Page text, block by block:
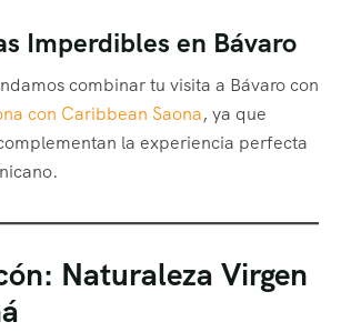
Imperdibles en Bávaro
combinar tu visita a Bávaro con
con Caribbean Saona, ya que
la experiencia perfecta
Naturaleza Virgen